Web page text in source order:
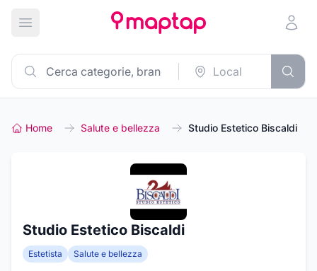
Apri menu principale
Home Salute e bellezza Studio Estetico Biscaldi
Studio Estetico Biscaldi
Estetista Salute e bellezza